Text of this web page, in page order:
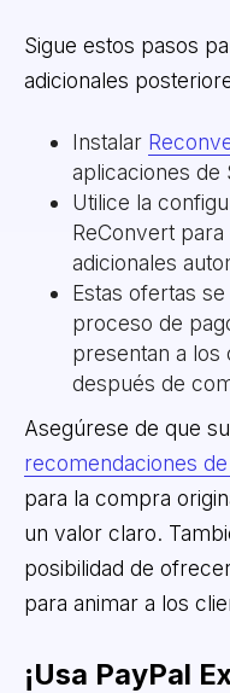
Sigue estos pasos
adicionales
Instalar
aplicaciones de
Utilice la
ReConvert
adicionales
Estas ofertas
proceso de
presentan a los
después de
Asegúrese de que
recomendaciones
para la compra
un valor claro.
posibilidad de
para animar a los
¡Usa PayPal